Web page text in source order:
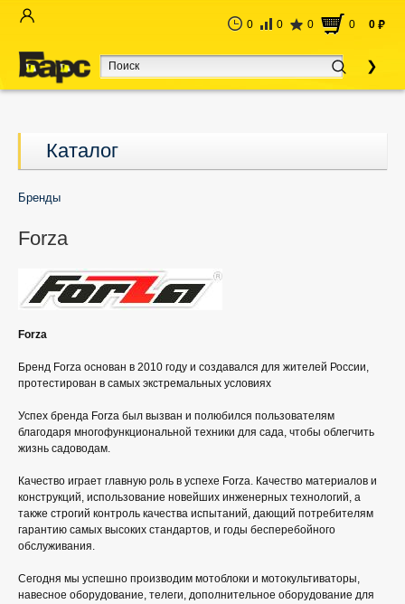
0 0 0 0 0 руб
Каталог
Бренды
Forza
Forza
Бренд Forza основан в 2010 году и создавался для жителей России,
протестирован в самых экстремальных условиях
Успех бренда Forza был вызван и полюбился пользователям
благодаря многофункциональной техники для сада, чтобы облегчить
жизнь садоводам.
Качество играет главную роль в успехе Forza. Качество материалов и
конструкций, использование новейших инженерных технологий, а
также строгий контроль качества испытаний, дающий потребителям
гарантию самых высоких стандартов, и годы бесперебойного
обслуживания.
Сегодня мы успешно производим мотоблоки и мотокультиваторы,
навесное оборудование, телеги, дополнительное оборудование для